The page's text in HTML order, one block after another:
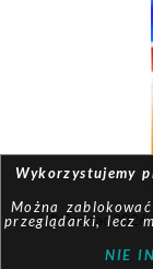
© Pronac 2026
Wykorzystujemy
Można
przeglądarki, lecz
NIE